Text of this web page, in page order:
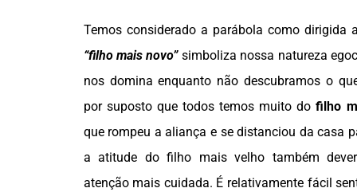
Temos considerado a parábola como dirigida
“filho mais novo”simboliza nossa natureza
nos domina enquanto não descubramos o
por suposto que todos temos muito dofilho
que rompeu a aliança e se distanciou da casa
a atitude do filho mais velho também
atenção mais cuidada. É relativamente fácil